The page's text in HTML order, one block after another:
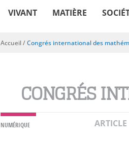
VIVANT MATIÈRE
Vous êtes ici
Accueil/Congrés international des
CONGRÉS
NUMÉRIQUE ARTICLE